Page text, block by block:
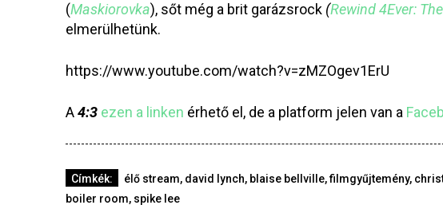
(Maskiorovka), sőt még a brit garázsrock (Rewind 4Ever:
elmerülhetünk.
https://www.youtube.com/watch?v=zMZOgev1ErU
A4:3 ezen a linken érhető el, de a platform jelen van a
Címkék: élő stream, david lynch, blaise bellville,filmgyűjtemény,
boiler room, spike lee